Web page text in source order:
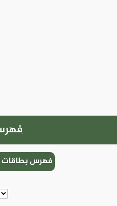
فهرس بطاقات